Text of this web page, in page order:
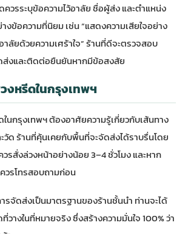
วรระบุข้อความไว้อาลัย ชื่อผู้ส่ง และตำแหน่ง
งข้อความที่นิยม เช่น “แสดงความเสียใจอย่าง
าลัยด้วยความเศร้าใจ” ร้านที่ดีจะตรวจสอบ
งและติดต่อยืนยันหากมีข้อสงสัย
งหรีดในกรุงเทพฯ
นกรุงเทพฯ ต้องอาศัยความรู้เกี่ยวกับเส้นทาง
วัด ร้านที่คุ้นเคยกับพื้นที่จะจัดส่งได้ราบรื่นโดย
รสั่งล่วงหน้าอย่างน้อย 3–4 ชั่วโมง และหาก
วรโทรสอบถามก่อน
รจัดส่งเป็นมาตรฐานของร้านชั้นนำ ท่านจะได้
างในที่หมายจริง ซึ่งสร้างความมั่นใจ 100% ว่า